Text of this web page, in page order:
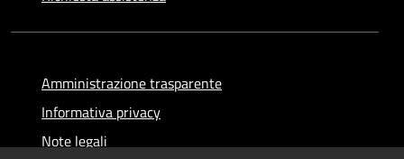
Amministrazione trasparente
Informativa privacy
Note legali